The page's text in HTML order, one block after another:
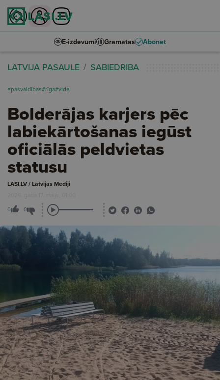
E-izdevumi Grāmatas Abonēt
LATVIJĀ PASAULĒ SABIEDRĪBA
#pašvaldības#rīga#vide
Bolderājas karjers pēc
labiekārtošanas iegūst
oficiālās peldvietas
statusu
LASI.LV / Latvijas Mediji
2026. gada 17. maijs, 01:00
0 0